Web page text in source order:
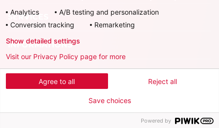
SERVICES
INFORMATIONS
Télécharger l'AS Monaco App
Analytics
A/B testing and personalization
Conversion tracking
Remarketing
Agree to all Reject all
Show detailed settings
Visit our Privacy Policy page for more
Save choices
Powered by